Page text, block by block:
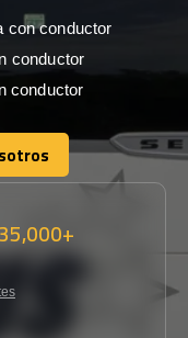
con conductor
conductor
conductor
35,000+